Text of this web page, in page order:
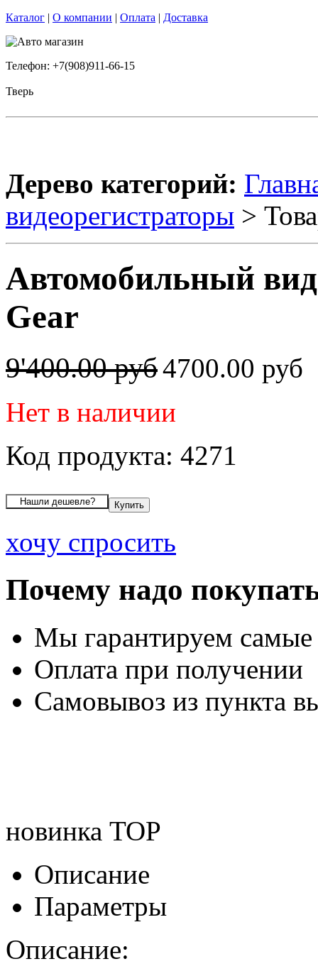
Каталог | О компании | Оплата | Доставка
Телефон: +7(908)911-66-15
Тверь
Дерево категорий:
видеорегистраторы >
Автомобильный
Gear
9'400.00 руб4700.00 руб
Нет в наличии
Код продукта: 4271
хочу спросить
Почему надо
Мы гарантируем
Оплата при получении
Самовывоз из пункта
новинка TOP
Описание
Параметры
Описание: